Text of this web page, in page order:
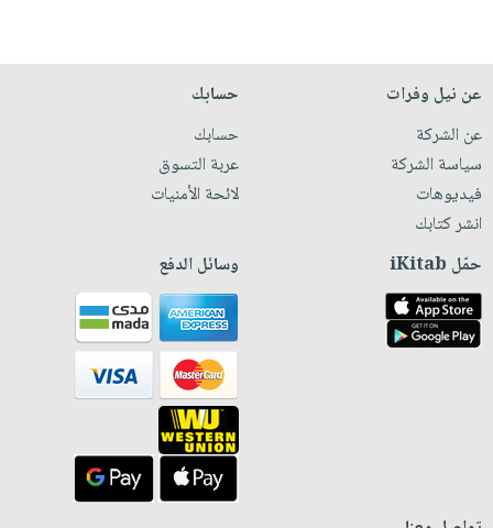
عن نيل وفرات
عن الشركة
سياسة الشركة
فيديوهات
انشر كتابك
حسابك
حسابك
عربة التسوق
لائحة الأمنيات
حمّل iKitab وسائل الدفع